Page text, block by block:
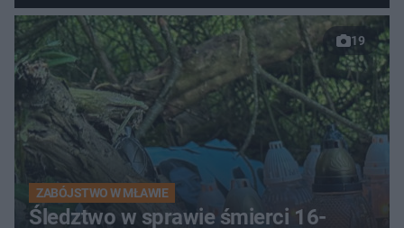
19
ZABÓJSTWO W MŁAWIE
Śledztwo w sprawie śmierci 16-